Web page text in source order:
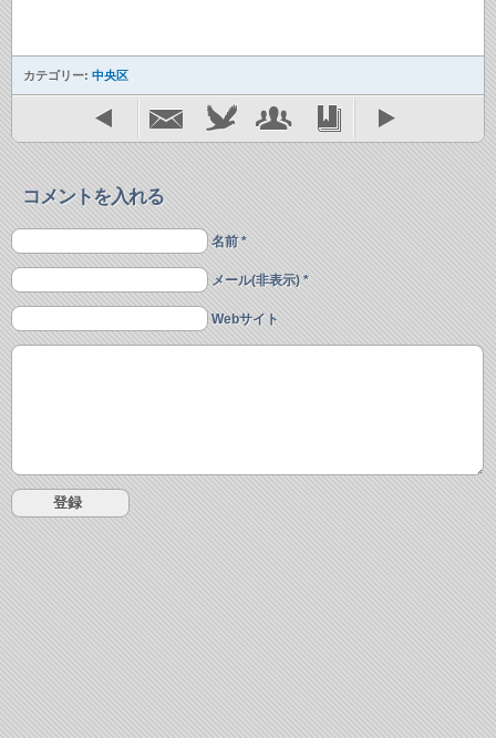
カテゴリー: 中央区
コメントを入れる
名前 *
メール(非表示) *
Webサイト